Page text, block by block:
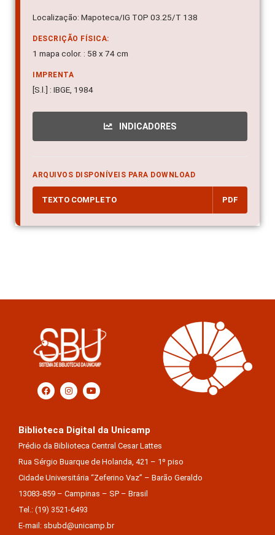
Localização: Mapoteca/IG TOP 03.25/T 138
DESCRIÇÃO FÍSICA:
1 mapa color. : 58 x 74 cm
IMPRENTA
[S.l.] : IBGE, 1984
INDICADORES
ARQUIVOS DISPONÍVEIS PARA DOWNLOAD
TEXTO COMPLETO PDF
Biblioteca Digital da Unicamp
Prédio da Biblioteca Central Cesar Lattes
Rua Sérgio Buarque de Holanda, 421 – 1º piso
Cidade Universitária “Zeferino Vaz” – Barão Geraldo
13083-859 – Campinas – SP – Brasil
Tel.: (19) 3521-6493
E-mail: sbubd@unicamp.br